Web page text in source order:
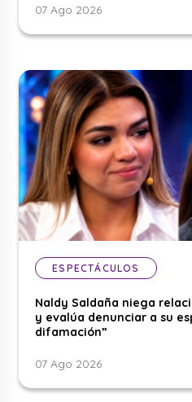
07 Ago 2026
ESPECTÁCULOS
Naldy Saldaña niega
y evalúa denunciar a su
difamación”
07 Ago 2026